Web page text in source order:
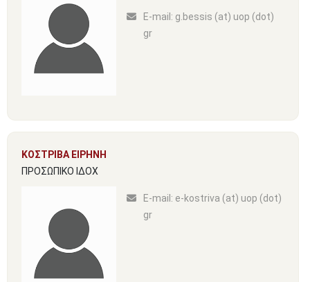
Ε-mail: g.bessis (at) uop (dot)
gr
ΚΟΣΤΡΙΒΑ ΕΙΡΗΝΗ
ΠΡΟΣΩΠΙΚΟ ΙΔΟΧ
Ε-mail: e-kostriva (at) uop (dot)
gr